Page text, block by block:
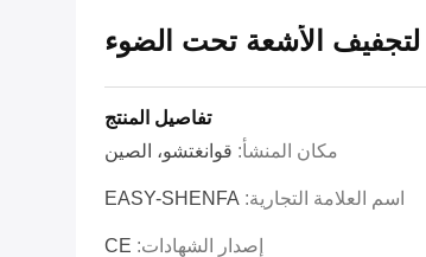
لتجفيف الأشعة تحت الضوء
تفاصيل المنتج
مكان المنشأ: قوانغتشو، الصين
اسم العلامة التجارية: EASY-SHENFA
إصدار الشهادات: CE